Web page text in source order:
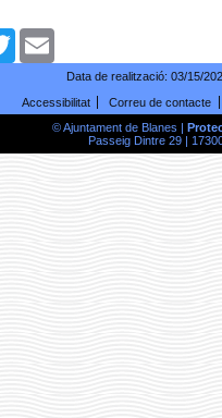
Twitter
Data de realització: 03/15/
Accessibilitat
Correu de contacte
© Ajuntament de Blanes |
Passeig Dintre 29 |